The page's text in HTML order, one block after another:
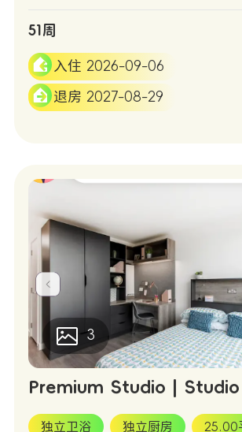
51周
入住 2026-09-06
退房 2027-08-29
3
Premium Studio | Studio
独立卫浴 独立厨房 25.00